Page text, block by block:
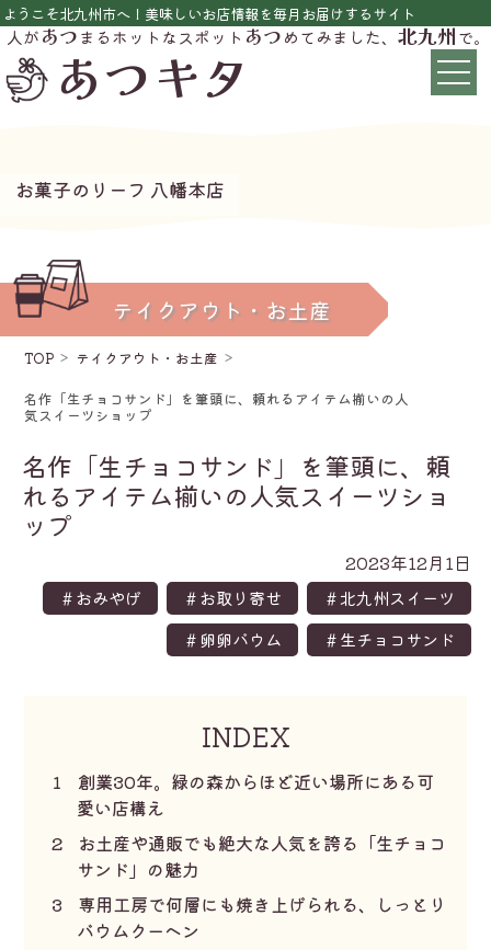
ようこそ北九州市へ！美味しいお店情報を毎月お届けするサイト
人があつまるホットなスポットあつめてみました、 北九州で。
あつキタ
お菓子のリーフ 八幡本店
テイクアウト・お土産
TOP
テイクアウト・お土産
名作「生チョコサンド」を筆頭に、頼れるアイテム揃いの人
気スイーツショップ
名作「生チョコサンド」を筆頭に、頼
れるアイテム揃いの人気スイーツショ
ップ
2023年12月1日
＃おみやげ ＃お取り寄せ
＃北九州スイーツ
＃卵卵バウム
＃生チョコサンド
INDEX
1
創業30年。緑の森からほど近い場所にある可
愛い店構え
2
お土産や通販でも絶大な人気を誇る「生チョコ
サンド」の魅力
3
専用工房で何層にも焼き上げられる、しっとり
バウムクーヘン